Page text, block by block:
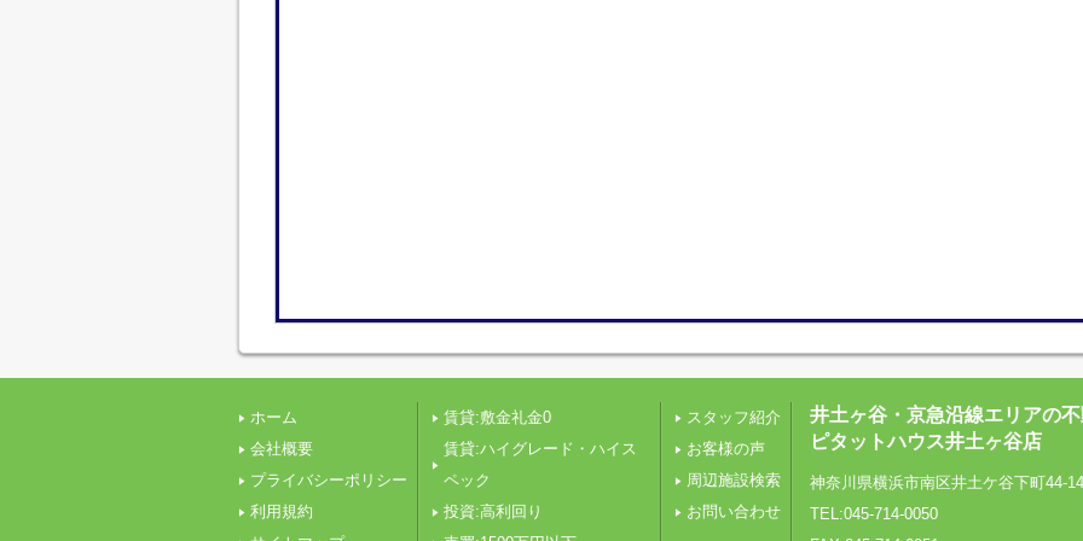
ホーム
会社概要
プライバシーポリシー
利用規約
賃貸:敷金礼金0
賃貸:ハイグレード・ハイス
ペック
投資:高利回り
スタッフ紹介
お客様の声
周辺施設検索
お問い合わせ
井土ヶ谷・京急沿線エリアの
ピタットハウス井土ヶ谷店
神奈川県横浜市南区井土ケ谷下町44-14
TEL:045-714-0050